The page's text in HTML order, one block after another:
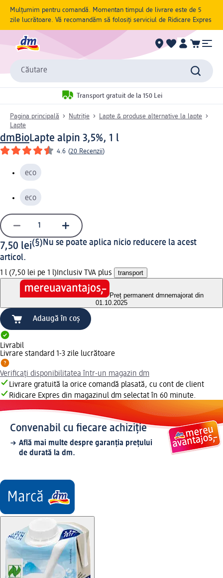
Mulțumim pentru comandă. Momentan timpul de livrare este de 5
zile lucrătoare. Vă recomandăm să folosiți serviciul de Ridicare Expres
Căutare
Transport gratuit de la 150 Lei
Pagina principală Nutriție
Lapte & produse alternative la lapte
Lapte
dmBioLapte alpin 3,5%, 1 l
4.6 (20 Recenzii)
eco
eco
7,50 lei(§) Nu se poate aplica nicio reducere la acest
articol.
1 l (7,50 lei pe 1 l)Inclusiv TVA plus transport
Preț permanent dmnemajorat din
01.10.2025
Adaugă în coș
Livrabil
Livrare standard 1-3 zile lucrătoare
Verificați disponibilitatea într-un magazin dm
Livrare gratuită la orice comandă plasată, cu cont de client
Ridicare Expres din magazinul dm selectat în 60 minute.
Convenabil cu fiecare achiziție
Află mai multe despre garanția prețului
de durată la dm.